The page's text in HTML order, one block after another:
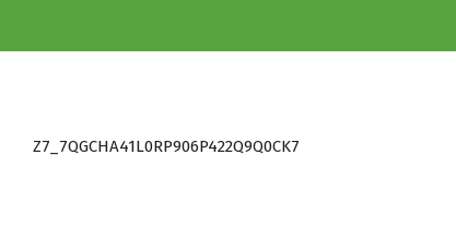
Z7_7QGCHA41L0RP906P422Q9Q0CK7